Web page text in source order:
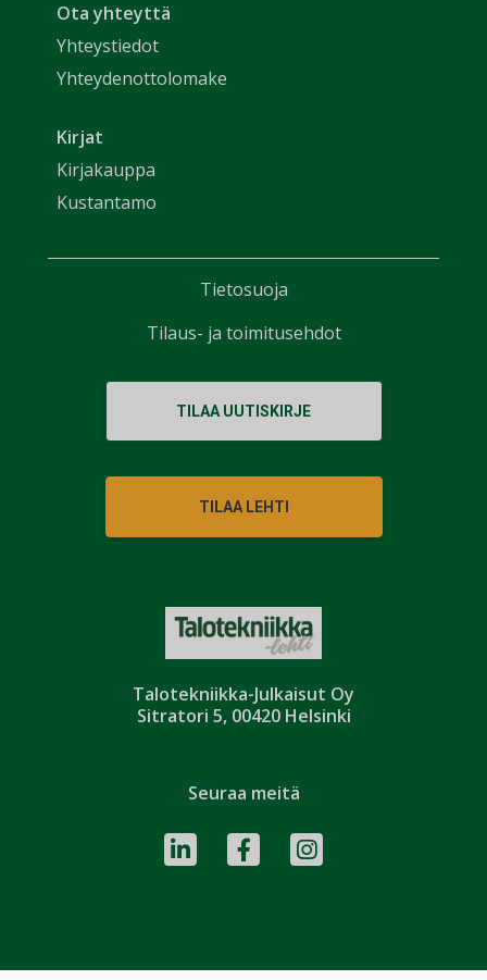
Talotekniikka-Julkaisut Oy
Sitratori 5, 00420 Helsinki
Ota yhteyttä
Yhteystiedot
Yhteydenottolomake
Kirjat
Kirjakauppa
Kustantamo
TILAA UUTISKIRJE
TILAA LEHTI
Seuraa meitä
Tietosuoja
Tilaus- ja toimitusehdot